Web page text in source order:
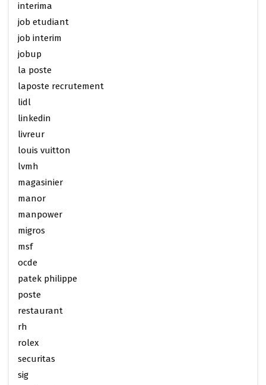
interima
job etudiant
job interim
jobup
la poste
laposte recrutement
lidl
linkedin
livreur
louis vuitton
lvmh
magasinier
manor
manpower
migros
msf
ocde
patek philippe
poste
restaurant
rh
rolex
securitas
sig